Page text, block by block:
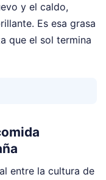
y el caldo,
Es esa grasa
que el sol termina
entre la cultura de